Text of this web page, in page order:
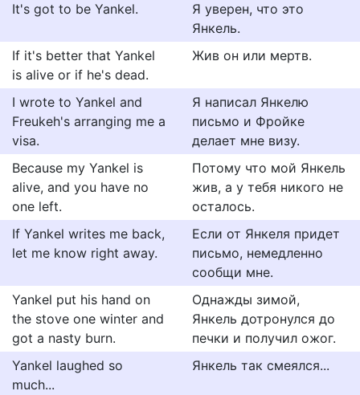
It's got to be Yankel.
Я уверен, что это
Янкель.
If it's better that Yankel
is alive or if he's dead.
Жив он или мертв.
I wrote to Yankel and
Freukeh's arranging me a
visa.
Я написал Янкелю
письмо и Фройке
делает мне визу.
Because my Yankel is
alive, and you have no
one left.
Потому что мой Янкель
жив, а у тебя никого не
осталось.
If Yankel writes me back,
let me know right away.
Если от Янкеля придет
письмо, немедленно
сообщи мне.
Yankel put his hand on
the stove one winter and
got a nasty burn.
Однажды зимой,
Янкель дотронулся до
печки и получил ожог.
Yankel laughed so
much...
Янкель так смеялся...